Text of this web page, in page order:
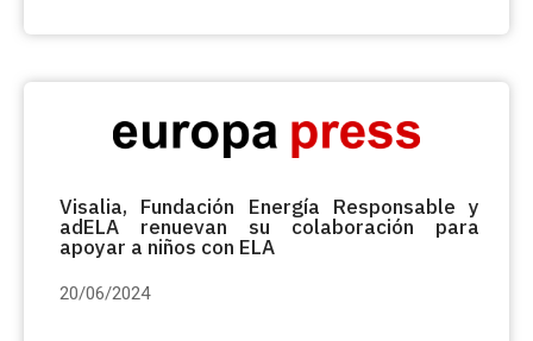
Visalia, Fundación Energía Responsable y
adELA renuevan su colaboración para
apoyar a niños con ELA
20/06/2024